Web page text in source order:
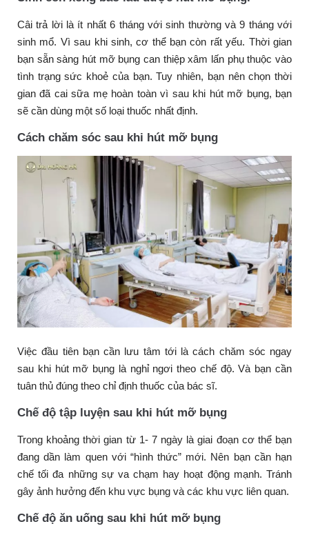
Câi trả lời là ít nhất 6 tháng với sinh thường và 9 tháng với
sinh mổ. Vì sau khi sinh, cơ thể bạn còn rất yếu. Thời gian
bạn sẵn sàng hút mỡ bụng can thiệp xâm lấn phụ thuộc vào
tình trạng sức khoẻ của bạn. Tuy nhiên, bạn nên chọn thời
gian đã cai sữa mẹ hoàn toàn vì sau khi hút mỡ bụng, bạn
sẽ cần dùng một số loại thuốc nhất định.
Cách chăm sóc sau khi hút mỡ bụng
Việc đầu tiên bạn cần lưu tâm tới là cách chăm sóc ngay
sau khi hút mỡ bụng là nghỉ ngơi theo chế độ. Và bạn cần
tuân thủ đúng theo chỉ định thuốc của bác sĩ.
Chế độ tập luyện sau khi hút mỡ bụng
Trong khoảng thời gian từ 1- 7 ngày là giai đoạn cơ thể bạn
đang dần làm quen với “hình thức” mới. Nên bạn cần hạn
chế tối đa những sự va chạm hay hoạt động mạnh. Tránh
gây ảnh hưởng đến khu vực bụng và các khu vực liên quan.
Chế độ ăn uống sau khi hút mỡ bụng